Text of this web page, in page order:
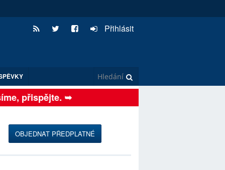
Přihlásit
přispějte. ➥
OBJEDNAT PŘEDPLATNÉ